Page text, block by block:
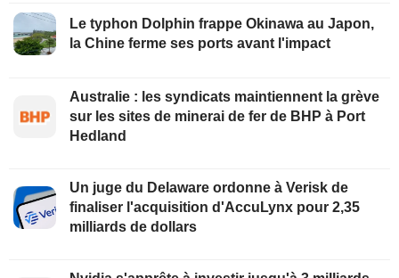
Le typhon Dolphin frappe Okinawa au Japon,
la Chine ferme ses ports avant l'impact
Australie : les syndicats maintiennent la grève
sur les sites de minerai de fer de BHP à Port
Hedland
Un juge du Delaware ordonne à Verisk de
finaliser l'acquisition d'AccuLynx pour 2,35
milliards de dollars